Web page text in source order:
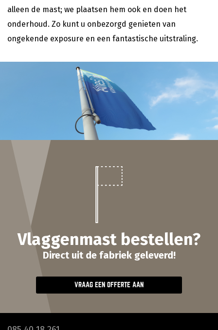
alleen de mast; we plaatsen hem ook en doen het
onderhoud. Zo kunt u onbezorgd genieten van
ongekende exposure en een fantastische uitstraling.
Vlaggenmast bestellen?
Direct uit de fabriek geleverd!
VRAAG EEN OFFERTE AAN